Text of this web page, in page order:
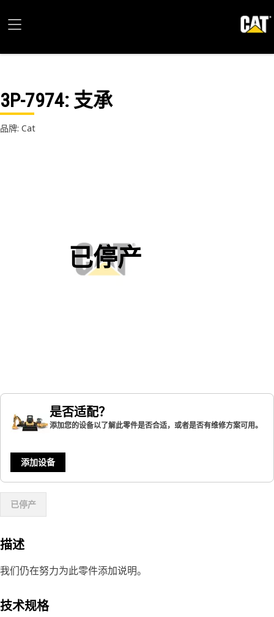
3P-7974: 支承
品牌: Cat
已停产
是否适配？
添加您的设备以了解此零件是否合适，或者是否有维修方案可用。
添加设备
已停产
描述
我们仍在努力为此零件添加说明。
技术规格